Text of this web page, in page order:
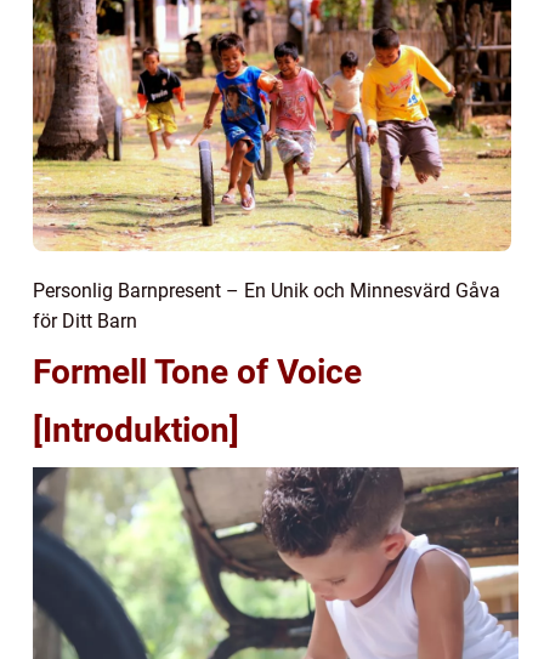
Personlig Barnpresent – En Unik och Minnesvärd Gåva
för Ditt Barn
Formell Tone of Voice
[Introduktion]